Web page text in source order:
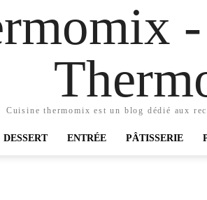
-
Cuisine thermomix est un blog dédié aux
DESSERT ENTRÉE PÂTISSERIE